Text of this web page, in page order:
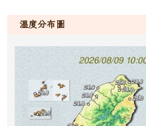
溫度分布圖